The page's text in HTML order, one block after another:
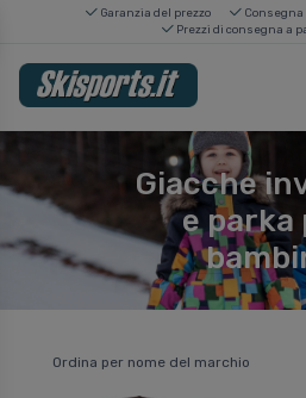
Garanzia del prezzo
Prezzi di consegna a
Giacche
e parka